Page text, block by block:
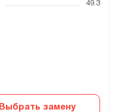
49.3
Выбрать замену